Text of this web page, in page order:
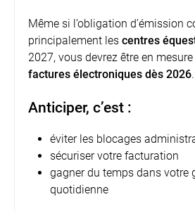
Même si l’obligation d’émission
principalement les centres
2027, vous devrez être en
factures électroniques dès 2026.
Anticiper, c’est :
éviter les blocages
sécuriser votre facturation
gagner du temps dans votre
quotidienne